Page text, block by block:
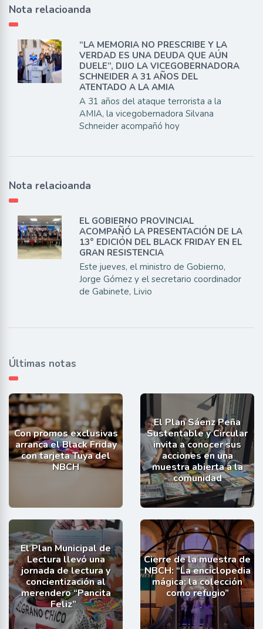
Nota relacioanda
“LA MEMORIA NO PRESCRIBE Y LA
VERDAD ES UNA DEUDA QUE AÚN
DUELE”, DIJO LA VICEGOBERNADORA
SCHNEIDER A 31 AÑOS DEL
ATENTADO A LA AMIA
A 31 años del ataque terrorista a la
AMIA, la vicegobernadora Silvana
Schneider acompañó hoy
Nota relacioanda
EL GOBIERNO PROVINCIAL
ACOMPAÑÓ LA PRESENTACIÓN DE LA
13° EDICIÓN DEL BLACK FRIDAY EN EL
GRAN RESISTENCIA
Este jueves, el ministro de Gobierno,
Jorge Gómez y el secretario coordinador
de Gabinete, Livio
Últimas notas
Con promos exclusivas
arranca el Black Friday
con tarjeta Tuya del
NBCH
El Plan Sáenz Peña
Sustentable y Circular
invita a conocer sus
acciones en una
muestra abierta a la
comunidad
El Plan Municipal de
Lectura llevó una
jornada de lectura y
concientización al
merendero “Pancita
Feliz”
Cierre de la muestra de
NBCH: “La enciclopedia
mágica: la colección
como refugio”